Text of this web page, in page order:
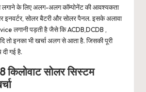
लगाने के लिए अलग-अलग कॉम्पोनेंट की आवश्यकता
इनवर्टर, सोलर बैटरी और सोलर पैनल. इसके अलावा
लगानी पड़ती है जैसे कि ACDB,DCDB ,
तो इनका भी खर्चा अलग से आता है. जिसकी पूरी
गई है.
किलोवाट सोलर सिस्टम